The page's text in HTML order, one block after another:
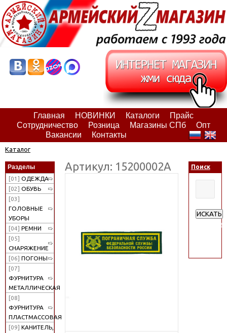
Главная НОВИНКИ Каталоги
Прайс
Сотрудничество
Розница Магазины СПб
Опт
Вакансии
Контакты
Каталог
Разделы
[01] ОДЕЖДА
[02] ОБУВЬ
[03]
ГОЛОВНЫЕ
УБОРЫ
[04] РЕМНИ
[05]
СНАРЯЖЕНИЕ
[06] ПОГОНЫ
[07]
ФУРНИТУРА
МЕТАЛЛИЧЕСКАЯ
[08]
ФУРНИТУРА
ПЛАСТМАССОВАЯ
[09] КАНИТЕЛЬ,
Артикул: 15200002А Поиск
ИСКАТЬ